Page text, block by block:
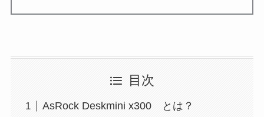
目次
AsRock Deskmini x300 とは？